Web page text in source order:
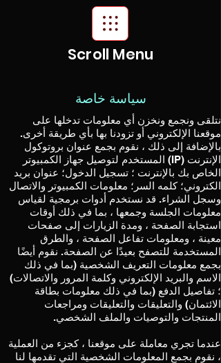
Scroll Menu
سياسة خاصة
نتلقى ونجمع ونخزن أي معلومات تدخلها على
موقعنا الإلكتروني أو تزودنا بها بأي طريقة أخرى.
بالإضافة إلى ذلك ، نقوم بجمع عنوان بروتوكول
الإنترنت (IP) المستخدم لتوصيل جهاز الكمبيوتر
الخاص بك بالإنترنت ؛ تسجيل الدخول؛ عنوان بريد
الكتروني؛ كلمه السر؛ معلومات الكمبيوتر والاتصال
وسجل الشراء. قد نستخدم أدوات برمجية لقياس
معلومات الجلسة وجمعها ، بما في ذلك أوقات
استجابة الصفحة ، ومدة الزيارات إلى صفحات
معينة ، ومعلومات تفاعل الصفحة ، والطرق
المستخدمة للتصفح بعيدًا عن الصفحة. نقوم أيضًا
بجمع معلومات التعريف الشخصية (بما في ذلك
الاسم والبريد الإلكتروني وكلمة المرور والاتصالات)
؛ تفاصيل الدفع (بما في ذلك معلومات بطاقة
الائتمان) والتعليقات والتعليقات ومراجعات
المنتجات والتوصيات والملف الشخصي.
عندما تجري معاملة على موقعنا ، كجزء من العملية
، نقوم بجمع المعلومات الشخصية التي تقدمها لنا